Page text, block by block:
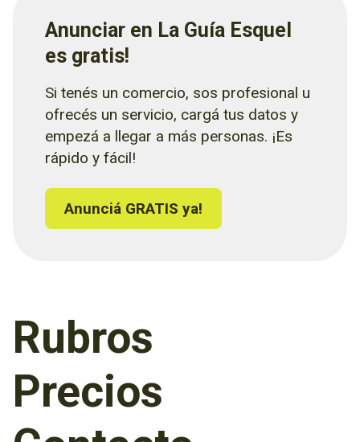
Anunciar en La Guía Esquel
es gratis!
Si tenés un comercio, sos profesional u
ofrecés un servicio, cargá tus datos y
empezá a llegar a más personas. ¡Es
rápido y fácil!
Anunciá GRATIS ya!
Rubros
Precios